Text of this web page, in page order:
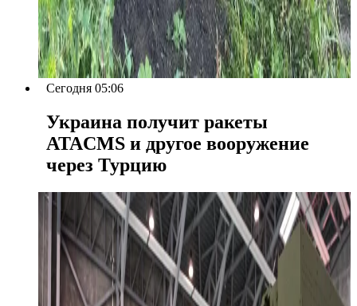
Сегодня 05:06
Украина получит ракеты
ATACMS и другое вооружение
через Турцию